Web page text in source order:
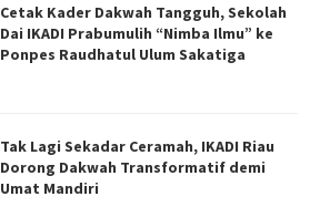
Cetak Kader Dakwah Tangguh, Sekolah
Dai IKADI Prabumulih “Nimba Ilmu” ke
Ponpes Raudhatul Ulum Sakatiga
Tak Lagi Sekadar Ceramah, IKADI Riau
Dorong Dakwah Transformatif demi
Umat Mandiri